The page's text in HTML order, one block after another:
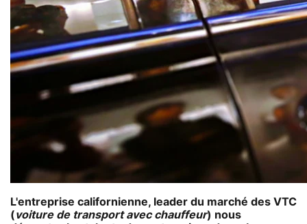
L'entreprise californienne, leader du marché des VTC
(voiture de transport avec chauffeur) nous